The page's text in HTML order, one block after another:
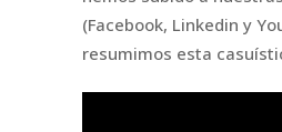
(Facebook, Linkedin y
resumimos esta